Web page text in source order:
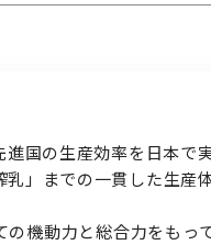
国の生産効率を日本で
」までの一貫した生産
機動力と総合力をもっ